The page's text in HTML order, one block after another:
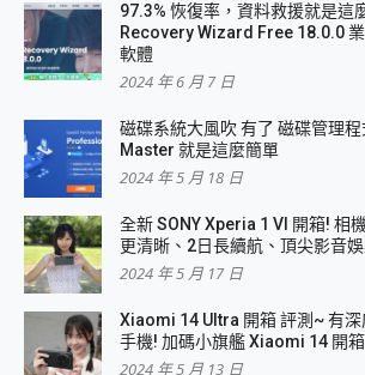
97.3% 恢復率，資料救援就是這
Recovery Wizard Free 18.0.0
軟體
2024 年 6 月 7 日
磁碟系統大風吹 有了 磁碟管理
Master 就是這麼簡單
2024 年 5 月 18 日
全新 SONY Xperia 1 VI 開箱! 相
更清晰、2日長續航、頂尖影音
2024 年 5 月 17 日
Xiaomi 14 Ultra 開箱 評測~ 有
手機! 加碼小旗艦 Xiaomi 14 開箱
2024 年 5 月 13 日